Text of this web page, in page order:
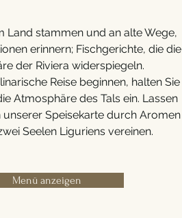
Land stammen und an alte Wege,
erinnern; Fischgerichte, die die
der Riviera widerspiegeln.
Reise beginnen, halten Sie
Atmosphäre des Tals ein. Lassen
unserer Speisekarte durch Aromen
Seelen Liguriens vereinen.
Menü anzeigen